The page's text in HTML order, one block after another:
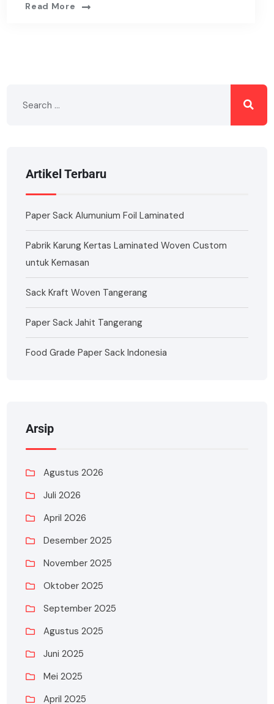
Read More
Artikel Terbaru
Paper Sack Alumunium Foil Laminated
Pabrik Karung Kertas Laminated Woven Custom
untuk Kemasan
Sack Kraft Woven Tangerang
Paper Sack Jahit Tangerang
Food Grade Paper Sack Indonesia
Arsip
Agustus 2026
Juli 2026
April 2026
Desember 2025
November 2025
Oktober 2025
September 2025
Agustus 2025
Juni 2025
Mei 2025
April 2025